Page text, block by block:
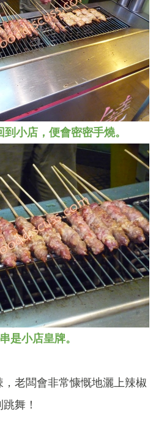
小店，便會密密手燒。
是小店皇牌。
老闆會非常慷慨地灑上辣椒
舞！